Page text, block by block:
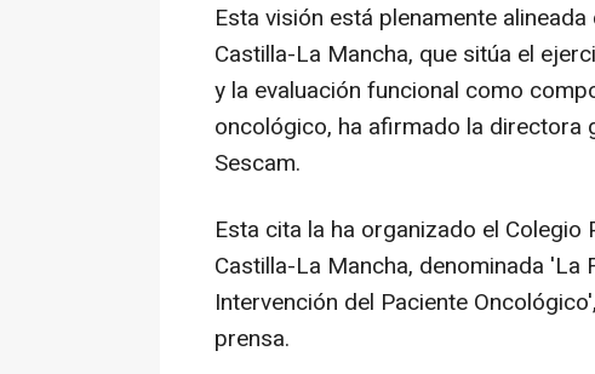
Esta visión está plenamente
Castilla-La Mancha, que sitúa el
y la evaluación funcional como
oncológico, ha afirmado la directora
Sescam.
Esta cita la ha organizado el
Castilla-La Mancha, denominada
Intervención del Paciente
prensa.